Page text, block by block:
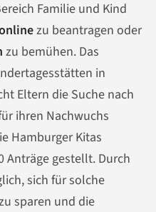
Familie und Kind
zu beantragen oder
zu bemühen. Das
in
Eltern die Suche nach
ihren Nachwuchs
Hamburger Kitas
Anträge gestellt. Durch
sich für solche
sparen und die